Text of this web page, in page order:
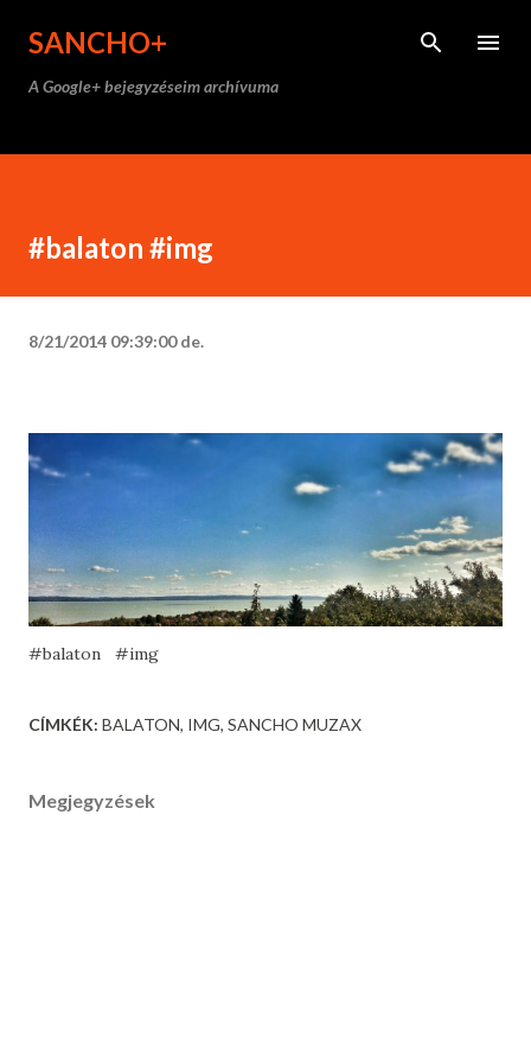
SANCHO+
A Google+ bejegyzéseim archívuma
#balaton #img
8/21/2014 09:39:00 de.
#balaton #img
CÍMKÉK: BALATON IMG SANCHO MUZAX
Megjegyzések